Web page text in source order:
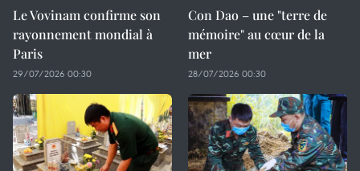
Le Vovinam confirme son
rayonnement mondial à
Paris
29/07/2026 00:30
Con Dao – une "terre de
mémoire" au cœur de la
mer
28/07/2026 00:30